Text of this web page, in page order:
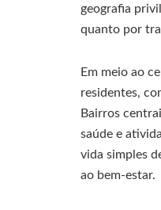
geografia
quanto por
Em meio ao
residentes,
Bairros
saúde e
vida simples
ao bem-estar.